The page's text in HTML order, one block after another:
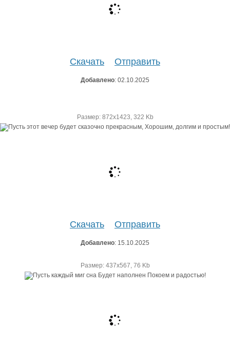
Скачать Отправить
Добавлено: 02.10.2025
Размер: 872х1423, 322 Kb
Скачать Отправить
Добавлено: 15.10.2025
Размер: 437х567, 76 Kb